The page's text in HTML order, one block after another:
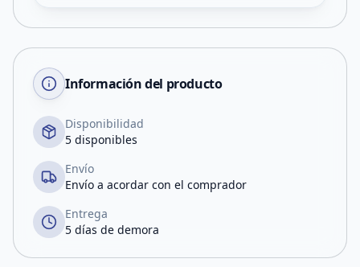
Información del producto
Disponibilidad
5 disponibles
Envío
Envío a acordar con el comprador
Entrega
5 días de demora